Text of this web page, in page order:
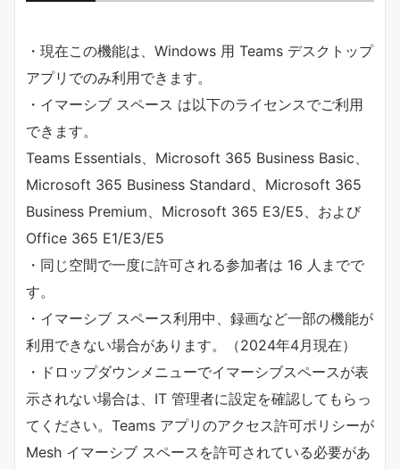
・現在この機能は、Windows 用 Teams デスクトップ
アプリでのみ利用できます。
・イマーシブ スペース は以下のライセンスでご利用
できます。
Teams Essentials、Microsoft 365 Business Basic、
Microsoft 365 Business Standard、Microsoft 365
Business Premium、Microsoft 365 E3/E5、および
Office 365 E1/E3/E5
・同じ空間で一度に許可される参加者は 16 人までで
す。
・イマーシブ スペース利用中、録画など一部の機能が
利用できない場合があります。（2024年4月現在）
・ドロップダウンメニューでイマーシブスペースが表
示されない場合は、IT 管理者に設定を確認してもらっ
てください。Teams アプリのアクセス許可ポリシーが
Mesh イマーシブ スペースを許可されている必要があ